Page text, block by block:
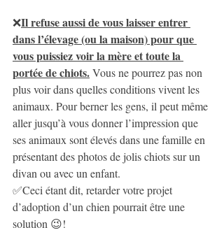
❌Il refuse aussi de vous laisser entrer
dans l’élevage (ou la maison) pour que
vous puissiez voir la mère et toute la
portée de chiots. Vous ne pourrez pas non
plus voir dans quelles conditions vivent les
animaux. Pour berner les gens, il peut même
aller jusqu’à vous donner l’impression que
ses animaux sont élevés dans une famille en
présentant des photos de jolis chiots sur un
divan ou avec un enfant.
✅Ceci étant dit, retarder votre projet
d’adoption d’un chien pourrait être une
solution 😉!